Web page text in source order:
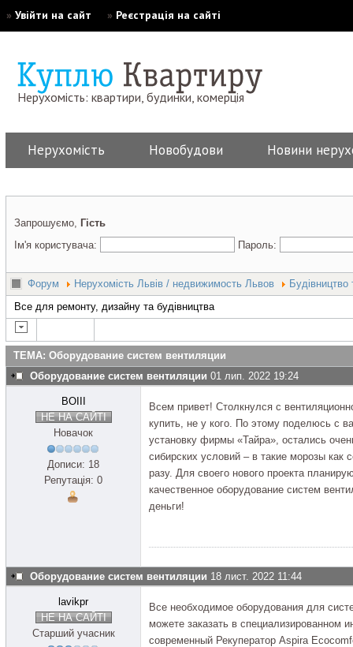
» Увійти на сайт » Реєстрація на сайті
Нерухомість: квартири, будинки, комерція
Нерухомість Новобудови Новини
Запрошуємо, Гість
Ім'я користувача:
Пароль:
Форум Нерухомість Львів / недвижимость Львов
Будівництво
Все для ремонту, дизайну та будівництва
ТЕМА: Оборудование систем вентиляции
Оборудование систем вентиляции 01 лип. 2022 19:24
BOIII
НЕ НА САЙТІ
Новачок
Дописи: 18
Репутація: 0
Всем привет! Столкнулся с
купить, не у кого. По этому поделюсь с
установку фирмы «Тайра», остались
сибирских условий – в такие морозы как
разу. Для своего нового проекта
качественное оборудование систем
деньги!
Оборудование систем вентиляции 18 лист. 2022 11:44
lavikpr
НЕ НА САЙТІ
Старший учасник
Все необходимое оборудования для
можете заказать в специализированном
современный Рекуператор Aspira